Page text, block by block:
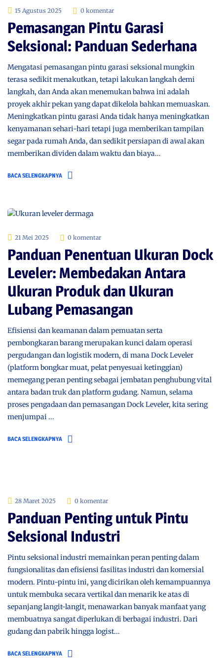
15 Agustus 2025 0 komentar
Pemasangan Pintu Garasi
Seksional: Panduan Sederhana
Mengatasi pemasangan pintu garasi seksional mungkin
terasa sedikit menakutkan, tetapi lakukan langkah demi
langkah, dan Anda akan menemukan bahwa ini adalah
proyek akhir pekan yang dapat dikelola bahkan memuaskan.
Meningkatkan pintu garasi Anda tidak hanya meningkatkan
kenyamanan sehari-hari tetapi juga memberikan tampilan
segar pada rumah Anda, dan sedikit persiapan di awal akan
memberikan dividen dalam waktu dan biaya...
BACA SELENGKAPNYA
21 Mei 2025 0 komentar
Panduan Penentuan Ukuran Dock
Leveler: Membedakan Antara
Ukuran Produk dan Ukuran
Lubang Pemasangan
Efisiensi dan keamanan dalam pemuatan serta
pembongkaran barang merupakan kunci dalam operasi
pergudangan dan logistik modern, di mana Dock Leveler
(platform bongkar muat, pelat penyesuai ketinggian)
memegang peran penting sebagai jembatan penghubung vital
antara badan truk dan platform gudang. Namun, selama
proses pengadaan dan pemasangan Dock Leveler, kita sering
menjumpai ...
BACA SELENGKAPNYA
28 Maret 2025 0 komentar
Panduan Penting untuk Pintu
Seksional Industri
Pintu seksional industri memainkan peran penting dalam
fungsionalitas dan efisiensi fasilitas industri dan komersial
modern. Pintu-pintu ini, yang dicirikan oleh kemampuannya
untuk membuka secara vertikal dan menarik ke atas di
sepanjang langit-langit, menawarkan banyak manfaat yang
membuatnya sangat diperlukan di berbagai industri. Dari
gudang dan pabrik hingga logist...
BACA SELENGKAPNYA